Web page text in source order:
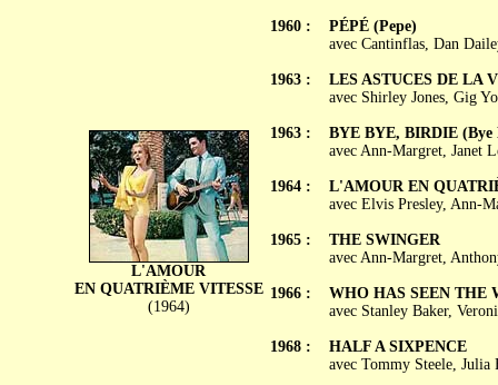
L'AMOUR
EN QUATRIÈME VITESSE
(1964)
1960 :
1963 :
1963 :
1964 :
1965 :
1966 :
1968 :
PÉPÉ (Pepe)
avec Cantinflas, Dan
LES ASTUCES DE LA
avec Shirley Jones, Gig
BYE BYE, BIRDIE (Bye
avec Ann-Margret, Janet
L'AMOUR EN
avec Elvis Presley, Ann-
THE SWINGER
avec Ann-Margret,
WHO HAS SEEN THE
avec Stanley Baker,
HALF A SIXPENCE
avec Tommy Steele,